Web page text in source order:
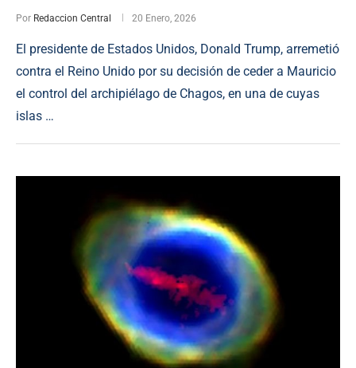
Por Redaccion Central 20 Enero, 2026
El presidente de Estados Unidos, Donald Trump, arremetió
contra el Reino Unido por su decisión de ceder a Mauricio
el control del archipiélago de Chagos, en una de cuyas
islas …